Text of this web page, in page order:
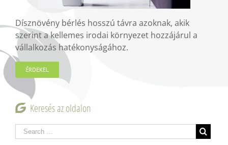
Dísznövény bérlés hosszú távra azoknak, akik
szerint a kellemes irodai környezet hozzájárul a
vállalkozás hatékonyságához.
ÉRDEKEL
Keresés az oldalon